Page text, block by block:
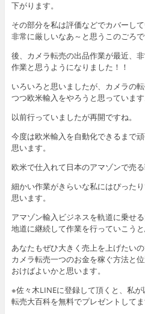
下がります。
その部分を私は評価などでカバーして
非常に厳しいなあ～と思うこのごろで
後、カメラ転売の出品作業が最近、
作業と思うようになりました！！
いろいろと思いましたが、カメラの
つつ欧米輸入をやろうと思っています
以前行っていましたが再開ですね。
今度は欧米輸入を自動化できるまで
思います。
欧米で仕入れて日本のアマゾンで売る
細かい作業がきらいな私にはぴった
思います。
アマゾン輸入ビジネスを軌道に乗せ
地道に継続して作業を行っていこうと
あなたもぜひ大きく売上を上げたいの
カメラ転売一つのお金を稼ぐ方法と
おけばよいかと思います。
※佐々木LINEに登録して頂くと、私が
転売大百科を無料でプレゼントしてま